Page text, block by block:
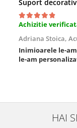
Achizitie
Adriana Stoica,
Inimioarele le-
le-am
HAI